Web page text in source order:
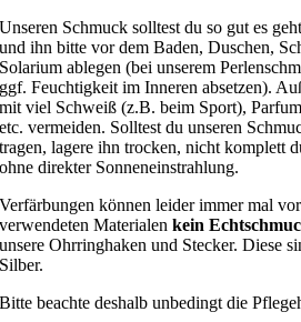
Unseren Schmuck solltest du so gut es
und ihn bitte vor dem Baden, Duschen,
Solarium ablegen (bei unserem
ggf. Feuchtigkeit im Inneren absetzen).
mit viel Schweiß (z.B. beim Sport),
etc. vermeiden. Solltest du unseren
tragen, lagere ihn trocken, nicht komplett
ohne direkter Sonneneinstrahlung.
Verfärbungen können leider immer mal
verwendeten Materialenkein
unsere Ohrringhaken und Stecker. Diese
Silber.
Bitte beachte deshalb unbedingt die